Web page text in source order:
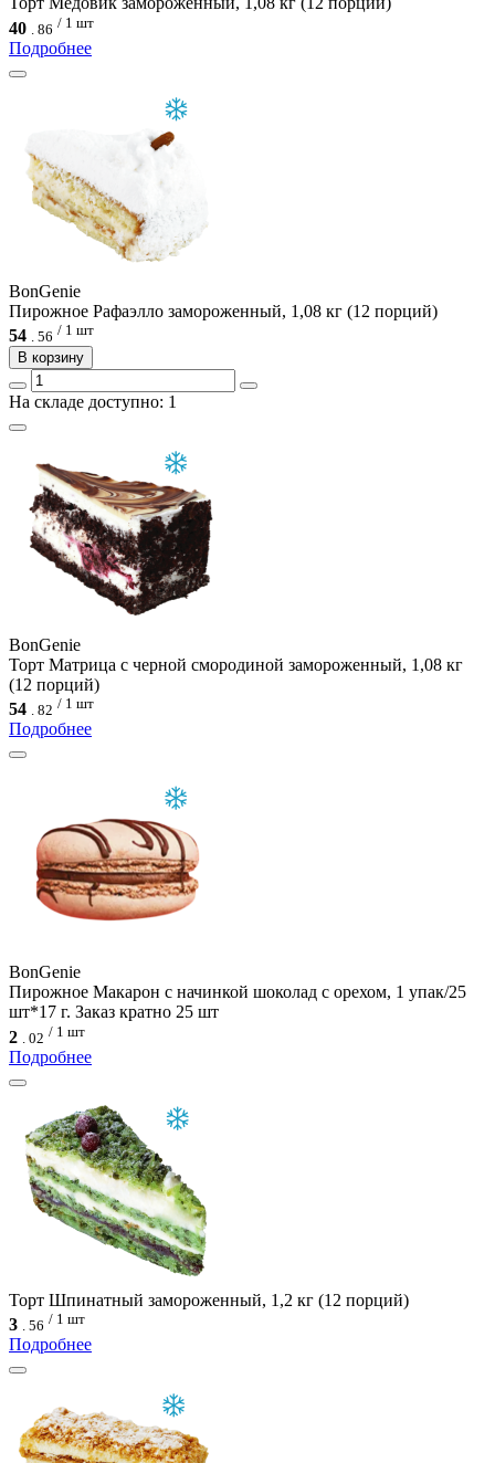
40
86 / 1 шт
Подробнее
BonGenie
Пирожное Рафаэлло замороженный, 1,08 кг (12 порций)
54 . 56 / 1 шт
В корзину
На складе доступно: 1
BonGenie
Торт Матрица с черной смородиной замороженный, 1,08 кг
(12 порций)
54 . 82 / 1 шт
Подробнее
BonGenie
Пирожное Макарон с начинкой шоколад с орехом, 1 упак/25
шт*17 г. Заказ кратно 25 шт
2
02 / 1 шт
Подробнее
Торт Шпинатный замороженный, 1,2 кг (12 порций)
3 . 56 / 1 шт
Подробнее